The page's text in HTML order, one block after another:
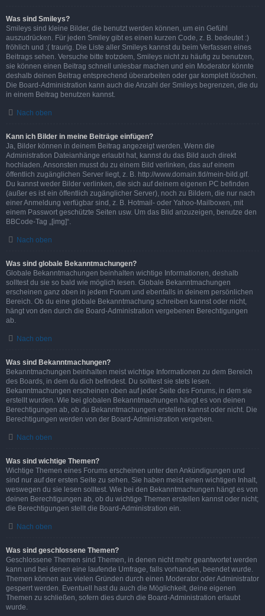
Was sind Smileys?
Smileys sind kleine Bilder, die benutzt werden können, um ein Gefühl
auszudrücken. Für jeden Smiley gibt es einen kurzen Code, z. B. bedeutet :)
fröhlich und :( traurig. Die Liste aller Smileys kannst du beim Verfassen eines
Beitrags sehen. Versuche bitte trotzdem, Smileys nicht zu häufig zu benutzen,
sie können einen Beitrag schnell unlesbar machen und ein Moderator könnte
deshalb deinen Beitrag entsprechend überarbeiten oder gar komplett löschen.
Die Board-Administration kann auch die Anzahl der Smileys begrenzen, die du
in einem Beitrag benutzen kannst.
Nach oben
Kann ich Bilder in meine Beiträge einfügen?
Ja, Bilder können in deinem Beitrag angezeigt werden. Wenn die
Administration Dateianhänge erlaubt hat, kannst du das Bild auch direkt
hochladen. Ansonsten musst du zu einem Bild verlinken, das auf einem
öffentlich zugänglichen Server liegt, z. B. http://www.domain.tld/mein-bild.gif.
Du kannst weder Bilder verlinken, die sich auf deinem eigenen PC befinden
(außer es ist ein öffentlich zugänglicher Server), noch zu Bildern, die nur nach
einer Anmeldung verfügbar sind, z. B. Hotmail- oder Yahoo-Mailboxen, mit
einem Passwort geschützte Seiten usw. Um das Bild anzuzeigen, benutze den
BBCode-Tag „[img]“.
Nach oben
Was sind globale Bekanntmachungen?
Globale Bekanntmachungen beinhalten wichtige Informationen, deshalb
solltest du sie so bald wie möglich lesen. Globale Bekanntmachungen
erscheinen ganz oben in jedem Forum und ebenfalls in deinem persönlichen
Bereich. Ob du eine globale Bekanntmachung schreiben kannst oder nicht,
hängt von den durch die Board-Administration vergebenen Berechtigungen
ab.
Nach oben
Was sind Bekanntmachungen?
Bekanntmachungen beinhalten meist wichtige Informationen zu dem Bereich
des Boards, in dem du dich befindest. Du solltest sie stets lesen.
Bekanntmachungen erscheinen oben auf jeder Seite des Forums, in dem sie
erstellt wurden. Wie bei globalen Bekanntmachungen hängt es von deinen
Berechtigungen ab, ob du Bekanntmachungen erstellen kannst oder nicht. Die
Berechtigungen werden von der Board-Administration vergeben.
Nach oben
Was sind wichtige Themen?
Wichtige Themen eines Forums erscheinen unter den Ankündigungen und
sind nur auf der ersten Seite zu sehen. Sie haben meist einen wichtigen Inhalt,
weswegen du sie lesen solltest. Wie bei den Bekanntmachungen hängt es von
deinen Berechtigungen ab, ob du wichtige Themen erstellen kannst oder nicht;
die Berechtigungen stellt die Board-Administration ein.
Nach oben
Was sind geschlossene Themen?
Geschlossene Themen sind Themen, in denen nicht mehr geantwortet werden
kann und bei denen eine laufende Umfrage, falls vorhanden, beendet wurde.
Themen können aus vielen Gründen durch einen Moderator oder Administrator
gesperrt werden. Eventuell hast du auch die Möglichkeit, deine eigenen
Themen zu schließen, sofern dies durch die Board-Administration erlaubt
wurde.